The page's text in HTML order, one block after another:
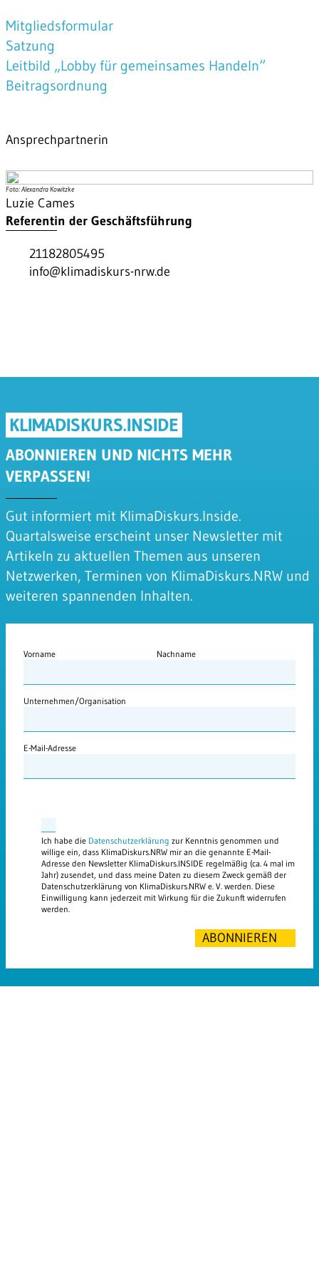
Mitgliedsformular
Satzung
Leitbild „Lobby für gemeinsames Handeln“
Beitragsordnung
Ansprechpartnerin
Foto: Alexandra Kowitzke
Luzie Cames
Referentin der Geschäftsführung
21182805495
info@klimadiskurs-nrw.de
KLIMADISKURS.INSIDE
ABONNIEREN UND NICHTS MEHR
VERPASSEN!
Gut informiert mit KlimaDiskurs.Inside.
Quartalsweise erscheint unser Newsletter mit
Artikeln zu aktuellen Themen aus unseren
Netzwerken, Terminen von KlimaDiskurs.NRW und
weiteren spannenden Inhalten.
Vorname Nachname
Unternehmen/Organisation
E-Mail-Adresse
Ich habe die Datenschutzerklärung zur Kenntnis genommen und
willige ein, dass KlimaDiskurs.NRW mir an die genannte E-Mail-
Adresse den Newsletter KlimaDiskurs.INSIDE regelmäßig (ca. 4 mal im
Jahr) zusendet, und dass meine Daten zu diesem Zweck gemäß der
Datenschutzerklärung von KlimaDiskurs.NRW e. V. werden. Diese
Einwilligung kann jederzeit mit Wirkung für die Zukunft widerrufen
werden.